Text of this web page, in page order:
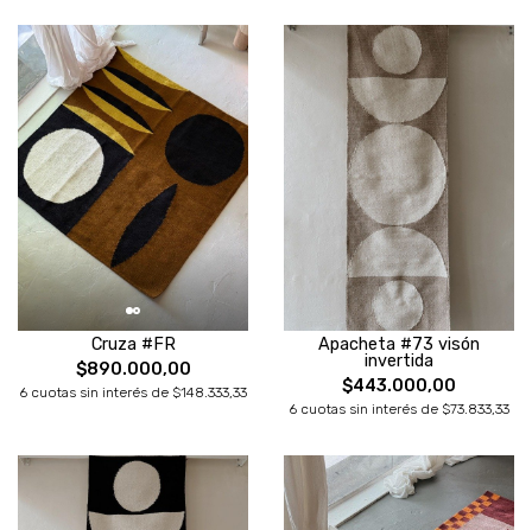
Cruza #FR
$890.000,00
6 cuotas sin interés de $148.333,33
Apacheta #73 visón
invertida
$443.000,00
6 cuotas sin interés de $73.833,33